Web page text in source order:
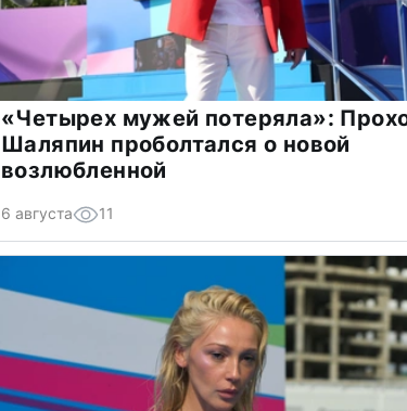
«Четырех мужей потеряла»:
Шаляпин проболтался о новой
возлюбленной
6 августа 11